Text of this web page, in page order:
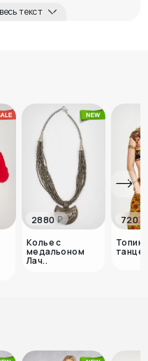
текст
2880₽
Колье с
медальоном
Лач..
720₽
Топик